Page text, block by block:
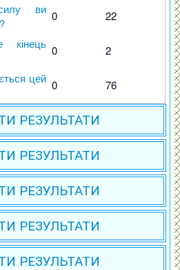
ви 0 22
кінець 0 2
цей 0 76
РЕЗУЛЬТАТИ
РЕЗУЛЬТАТИ
РЕЗУЛЬТАТИ
РЕЗУЛЬТАТИ
РЕЗУЛЬТАТИ